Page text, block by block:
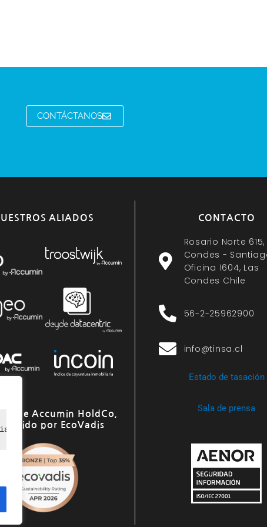
de navegación, ofrecer anuncios o contenido
CONTÁCTANOS
ALIADOS
de Accumin HoldCo,
por EcoVadis
CONTACTO
Rosario Norte 615,
Condes -
Oficina 1604, Las
Condes Chile
56-2-25962900
info@tinsa.cl
Estado de tasación
Sala de prensa